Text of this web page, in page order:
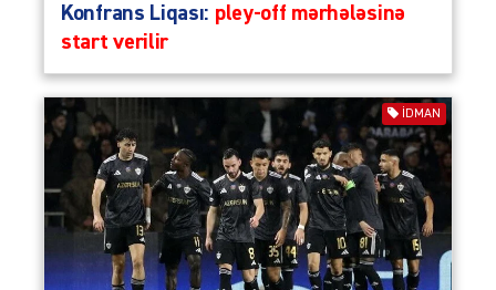
Konfrans Liqası: pley-off mərhələsinə
start verilir
İDMAN